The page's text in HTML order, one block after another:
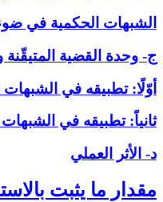
الشبهات الحكمية في
ج- وحدة القضية
أوّلًا: تطبيقه في
ثانياً: تطبيقه في
د- الأثر العملي
مقدار ما يثبت